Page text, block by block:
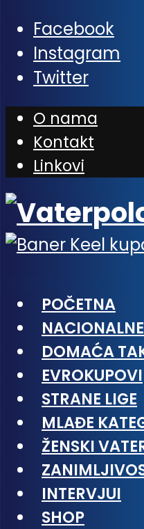
Facebook
Instagram
Twitter
O nama
Kontakt
Linkovi
POČETNA
DOMAĆA
EVROKUPOVI
STRANE LIGE
MLAĐE
ŽENSKI
INTERVJUI
SHOP